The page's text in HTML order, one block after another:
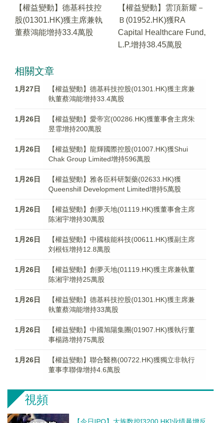
【權益變動】德基科技控
股(01301.HK)獲主席兼執
董蔡鴻能增持33.4萬股
【權益變動】雲頂新耀－
Ｂ(01952.HK)獲RA
Capital Healthcare Fund,
L.P.增持38.45萬股
相關文章
1月27日
【權益變動】德基科技控股(01301.HK)獲主席兼
執董蔡鴻能增持33.4萬股
1月26日
【權益變動】愛帝宮(00286.HK)獲董事會主席朱
昱霏增持200萬股
1月26日
【權益變動】龍輝國際控股(01007.HK)獲Shui
Chak Group Limited增持596萬股
1月26日
【權益變動】雅各臣科研製藥(02633.HK)獲
Queenshill Development Limited增持5萬股
1月26日
【權益變動】創夢天地(01119.HK)獲董事會主席
陈湘宇增持30萬股
1月26日
【權益變動】中國核能科技(00611.HK)獲副主席
刘根钰增持12.8萬股
1月26日
【權益變動】創夢天地(01119.HK)獲主席兼執董
陈湘宇增持25萬股
1月26日
【權益變動】德基科技控股(01301.HK)獲主席兼
執董蔡鴻能增持33萬股
1月26日
【權益變動】中國旭陽集團(01907.HK)獲執行董
事楊路增持75萬股
1月26日
【權益變動】聯合醫務(00722.HK)獲獨立非執行
董事李聯偉增持4.6萬股
視頻